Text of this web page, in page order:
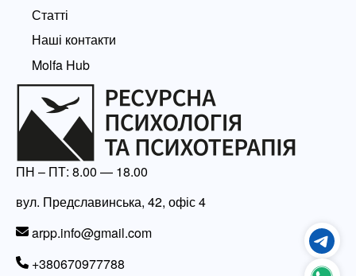
ПН – ПТ: 8.00 — 18.00
вул. Предславинська, 42, офіс 4
arpp.info@gmail.com
+380670977788
Статті
Наші контакти
Molfa Hub